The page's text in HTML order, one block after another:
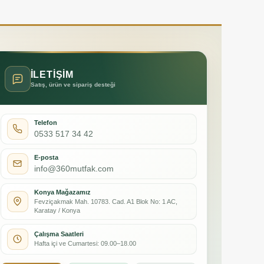
İLETİŞİM
Satış, ürün ve sipariş desteği
Telefon
0533 517 34 42
E-posta
info@360mutfak.com
Konya Mağazamız
Fevziçakmak Mah. 10783. Cad. A1 Blok No: 1 AC,
Karatay / Konya
Çalışma Saatleri
Hafta içi ve Cumartesi: 09.00–18.00